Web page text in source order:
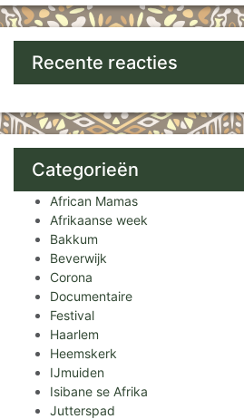
Recente reacties
Categorieën
African Mamas
Afrikaanse week
Bakkum
Beverwijk
Corona
Documentaire
Festival
Haarlem
Heemskerk
IJmuiden
Isibane se Afrika
Jutterspad